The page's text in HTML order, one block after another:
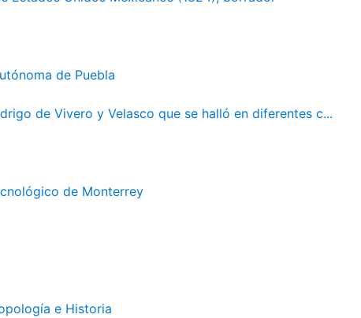
de Puebla
de Vivero y Velasco que se halló en diferentes c...
de Monterrey
e Historia